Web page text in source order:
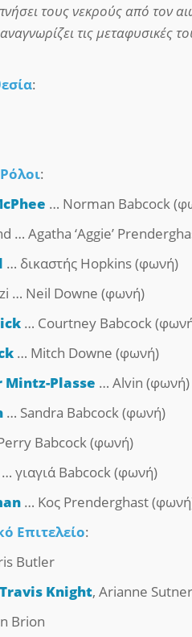
τους νεκρούς από τον
τις μεταφυσικές
:
:
… Norman Babcock
… Agatha ‘Aggie’
… δικαστής Hopkins (φωνή)
… Neil Downe (φωνή)
… Courtney Babcock
… Mitch Downe (φωνή)
Plasse … Alvin (φωνή)
… Sandra Babcock (φωνή)
Babcock (φωνή)
γιαγιά Babcock (φωνή)
… Κος Prenderghast
Επιτελείο:
Butler
Travis Knight, Arianne Sutner
Brion